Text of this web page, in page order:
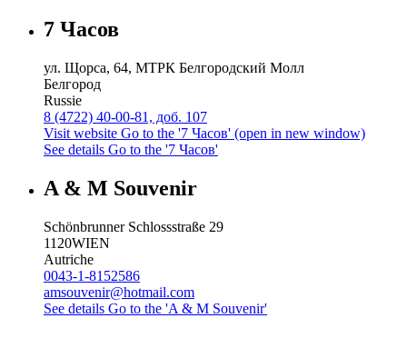
7 Часов
ул. Щорса, 64, МТРК Белгородский Молл
Белгород
Russie
8 (4722) 40-00-81, доб. 107
Visit website Go to the '7 Часов' (open in new window)
See details Go to the '7 Часов'
A & M Souvenir
Schönbrunner Schlossstraße 29
1120WIEN
Autriche
0043-1-8152586
amsouvenir@hotmail.com
See details Go to the 'A & M Souvenir'